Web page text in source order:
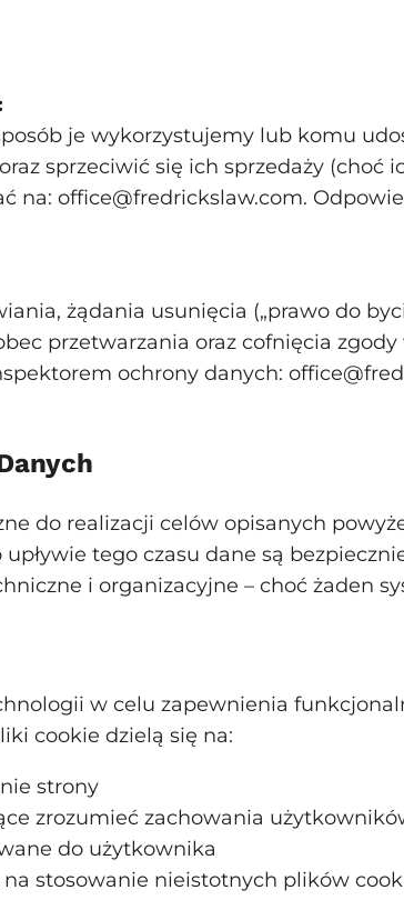
je wykorzystujemy lub komu
sprzeciwić się ich sprzedaży (choć
na: office@fredrickslaw.com.
żądania usunięcia („prawo do
przetwarzania oraz cofnięcia
ochrony danych:
do realizacji celów opisanych
tego czasu dane są
i organizacyjne – choć żaden
w celu zapewnienia
cookie dzielą się na:
strony
zrozumieć zachowania
do użytkownika
stosowanie nieistotnych plików